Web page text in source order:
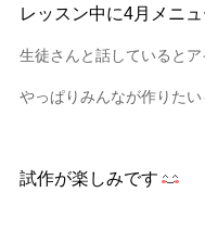
レッスン中に4月メニ
生徒さんと話していると
やっぱりみんなが作りたい
試作が楽しみです